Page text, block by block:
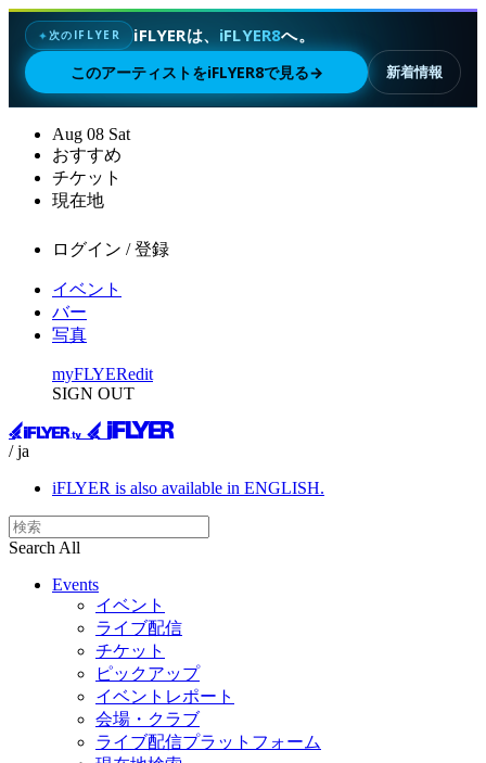
✦次のIFLYER iFLYERは、 iFLYER8へ。
このアーティストをiFLYER8で見る→ 新着情報
Aug 08 Sat
おすすめ
チケット
現在地
ログイン / 登録
イベント
バー
写真
myFLYERedit
SIGN OUT
/ ja
iFLYER is also available in ENGLISH.
Search All
Events
イベント
ライブ配信
チケット
ピックアップ
イベントレポート
会場・クラブ
ライブ配信プラットフォーム